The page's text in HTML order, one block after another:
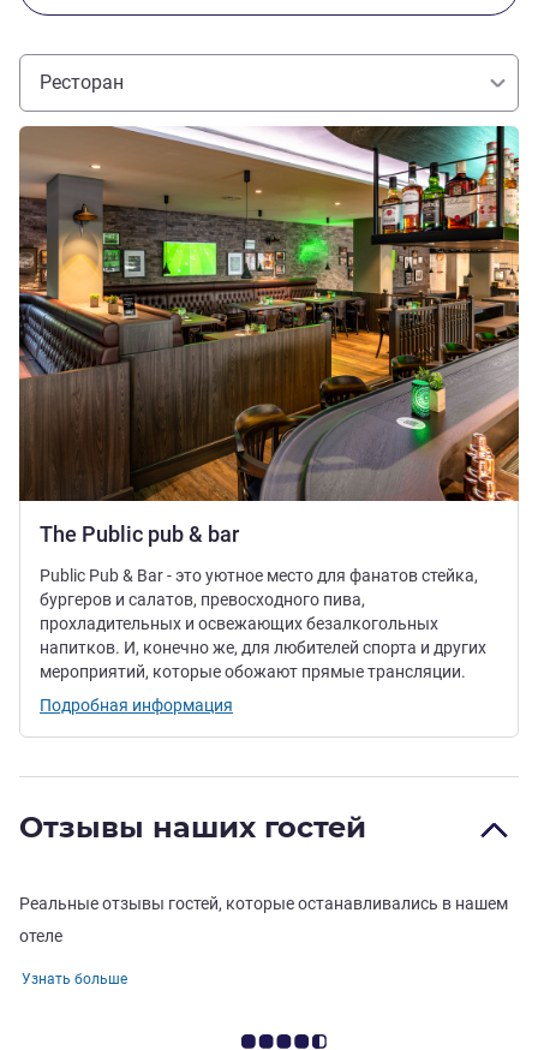
Ресторан
The Public pub & bar
Подробная информация
Public Pub & Bar - это уютное место для фанатов стейка,
бургеров и салатов, превосходного пива,
прохладительных и освежающих безалкогольных
напитков. И, конечно же, для любителей спорта и других
мероприятий, которые обожают прямые трансляции.
Подробная информация
Отзывы наших гостей
Реальные отзывы гостей, которые останавливались в нашем
отеле
Узнать больше